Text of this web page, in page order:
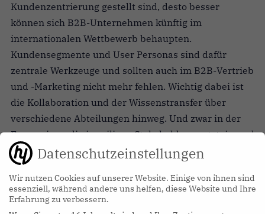
Kundenzentrierung gestellt sind, desto besser
können sich B2B-Unternehmen künftig im
internationalen Wettbewerb behaupten.
Kundensegmente und User Personas sind dafür
zentrale Werkzeuge und sollten auch im B2B-Vertrieb
und -Marketing nicht mehr fehlen. Wichtig dabei ist
die Kollaboration und der Wissenstransfer über
verschiedene Abteilungen hinweg. Und zwar in der
Form, wie es die jeweiligen Stakeholder wertsteigernd
verwenden können. Nur so können mit
datenbasiertem Customer Profiling wirtschaftlich
sinnvolle Rückschlüsse getroffen werden. Und nur so
wird klar, welche Kommunikation und
Datenschutzeinstellungen
Wir nutzen Cookies auf unserer Website. Einige von ihnen sind
essenziell, während andere uns helfen, diese Website und Ihre
Erfahrung zu verbessern.